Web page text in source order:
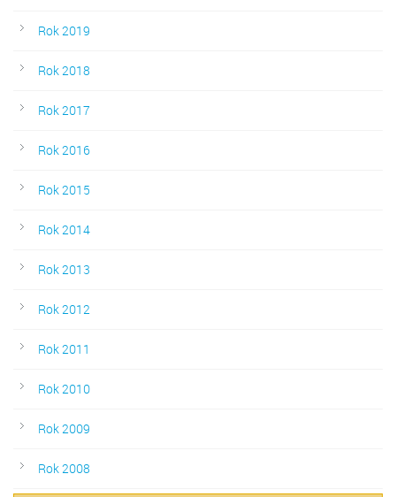
Rok 2019
Rok 2018
Rok 2017
Rok 2016
Rok 2015
Rok 2014
Rok 2013
Rok 2012
Rok 2011
Rok 2010
Rok 2009
Rok 2008